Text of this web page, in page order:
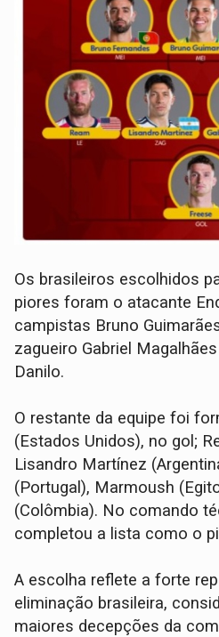
Os brasileiros escolhidos
piores foram o atacante
campistas Bruno
zagueiro Gabriel
Danilo.
O restante da equipe foi
(Estados Unidos), no gol;
Lisandro Martínez
(Portugal), Marmoush
(Colômbia). No comando
completou a lista como o
A escolha reflete a forte
eliminação brasileira,
maiores decepções da